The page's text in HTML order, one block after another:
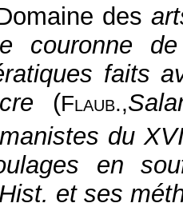
des
couronne
faits
(Flaub.,
du
en
et ses